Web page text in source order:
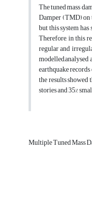
The tuned mass
Damper (TMD) on
but this system
Therefore, in this
regular and
earthquake
the results showed
stories and 35%
Multiple Tuned Mass